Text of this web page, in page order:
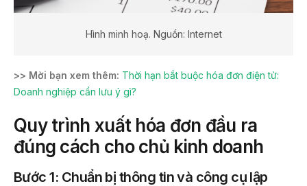
Hình minh hoạ. Nguồn: Internet
>> Mời bạn xem thêm: Thời hạn bắt buộc hóa đơn điện tử:
Doanh nghiệp cần lưu ý gì?
Quy trình xuất hóa đơn đầu ra
đúng cách cho chủ kinh doanh
Bước 1: Chuẩn bị thông tin và công cụ lập